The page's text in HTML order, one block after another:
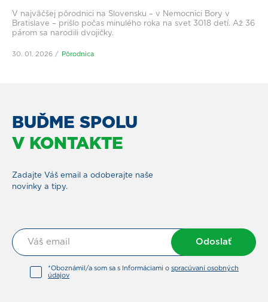
V najväčšej pôrodnici na Slovensku – v Nemocnici Bory v
Bratislave – prišlo počas minulého roka na svet 3018 detí. Až 36
párom sa narodili dvojičky.
30. 01. 2026 Pôrodnica
BUĎME SPOLU
V KONTAKTE
Zadajte Váš email a odoberajte naše
novinky a tipy.
Odoslať
*Oboznámil/a som sa s Informáciami o spracúvaní osobných
údajov